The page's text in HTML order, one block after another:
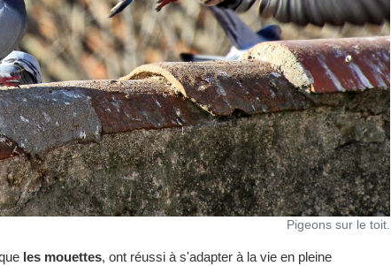
Pigeons sur le toit.
les mouettes, ont réussi à s'adapter à la vie en pleine